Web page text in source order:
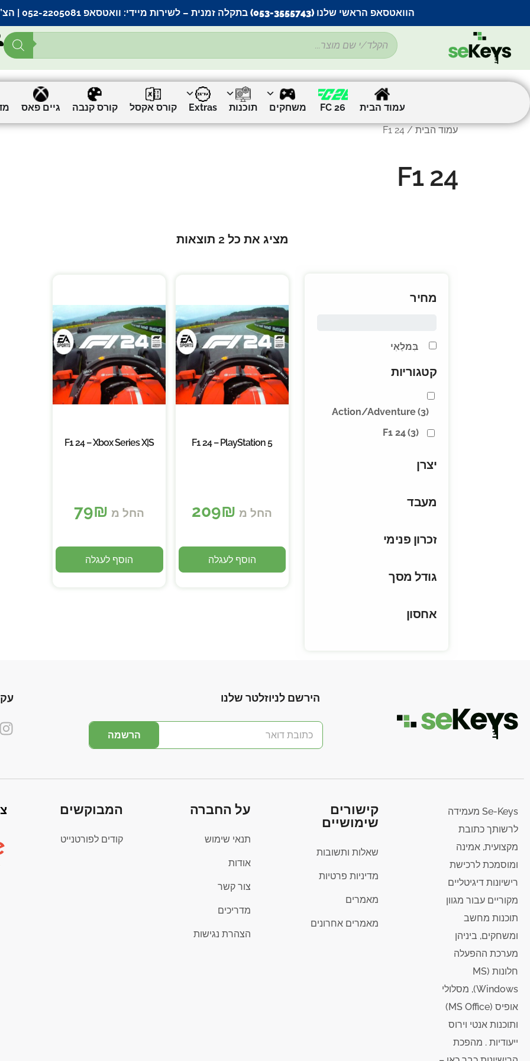
הוואטסאפ הראשי שלנו (053-3555743) בתקלה זמנית – לשירות מיידי: וואטסאפ 052-2205081 |
עמוד הבית FC 26 משחקים תוכנות Extras קורס אקסל קורס קנבה גיים פאס
עמוד הבית/ F1 24
F1 24
מחיר
בִּמלַאִי
קטגוריות
Action/Adventure(3)
F1 24(3)
יצרן
מעבד
זכרון פנימי
גודל מסך
אחסון
מציג את כל 2 תוצאות
F1 24 – PlayStation 5
החל מ 209₪
הוסף לעגלה
F1 24 – Xbox Series X|S
החל מ 79₪
הוסף לעגלה
הירשם לניוזלטר שלנו
הרשמה
Se-Keys מעמידה
לרשותך כתובת
מקצועית, אמינה
ומוסמכת לרכישת
רישיונות דיגיטליים
מקוריים עבור מגוון
תוכנות מחשב
ומשחקים, ביניהן
מערכת ההפעלה
חלונות (MS
Windows), מסלולי
אופיס (MS Office)
ותוכנות אנטי וירוס
ייעודיות . מהפכת
קישורים
שימושיים
שאלות ותשובות
מדיניות פרטיות
מאמרים
מאמרים אחרונים
על החברה
תנאי שימוש
אודות
צור קשר
מדריכים
הצהרת נגישות
המבוקשים
קודים לפורטנייט